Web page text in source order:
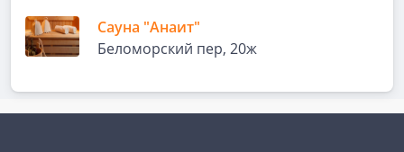
Сауна "Анаит"
Беломорский пер, 20ж